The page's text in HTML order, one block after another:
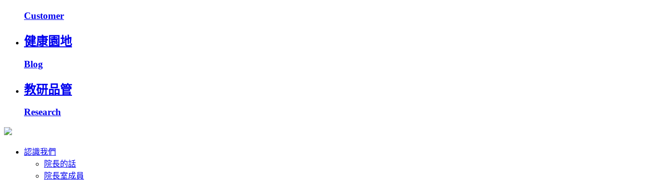
Customer
健康園地
Blog
教研品管
Research
認識我們
院長的話
院長室成員